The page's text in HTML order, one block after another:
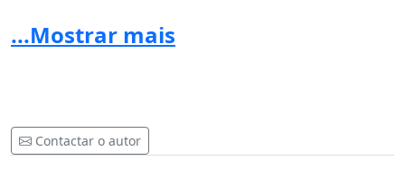
Moral da história...os bancos ilegalmente cobram
obrigarem a pagar o que não foste tu que criaste e com
custos muito mais altos que os juros de mora legais (ex:
...Mostrar mais
Contactar o autor